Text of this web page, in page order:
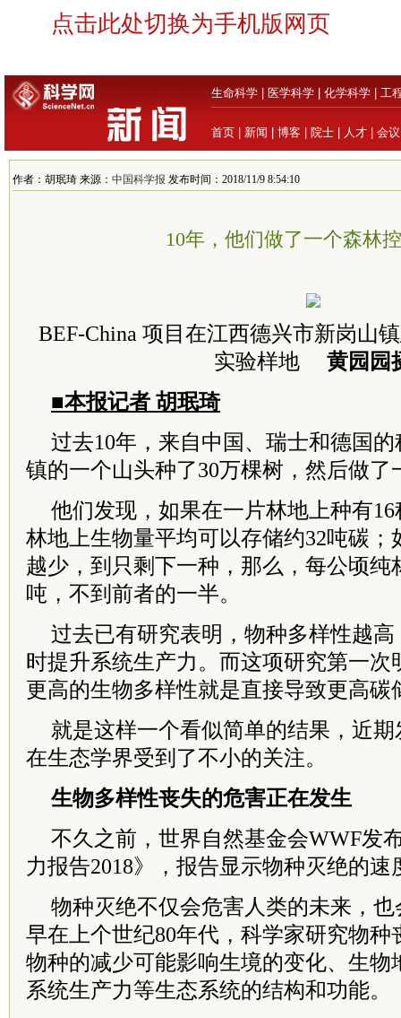
点击此处切换为手机版网页
生命科学 医学科学 化学科学 工
首页 新闻 博客 院士 人才 会议
作者：胡珉琦 来源： 中国科学报 发布时间：2018/11/9 8:54:10
10年，他们做了一个森林
BEF-China 项目在江西德兴市新岗山
实验样地 黄园园
■本报记者 胡珉琦
过去10年，来自中国、瑞士和德国
镇的一个山头种了30万棵树，然后做了
他们发现，如果在一片林地上种有
林地上生物量平均可以存储约32吨碳；
越少，到只剩下一种，那么，每公顷纯
吨，不到前者的一半。
过去已有研究表明，物种多样性越
时提升系统生产力。而这项研究第一次
更高的生物多样性就是直接导致更高碳
就是这样一个看似简单的结果，近
在生态学界受到了不小的关注。
生物多样性丧失的危害正在发生
不久之前，世界自然基金会WWF发
力报告2018》，报告显示物种灭绝的速
物种灭绝不仅会危害人类的未来，
早在上个世纪80年代，科学家研究物种
物种的减少可能影响生境的变化、生物
系统生产力等生态系统的结构和功能。